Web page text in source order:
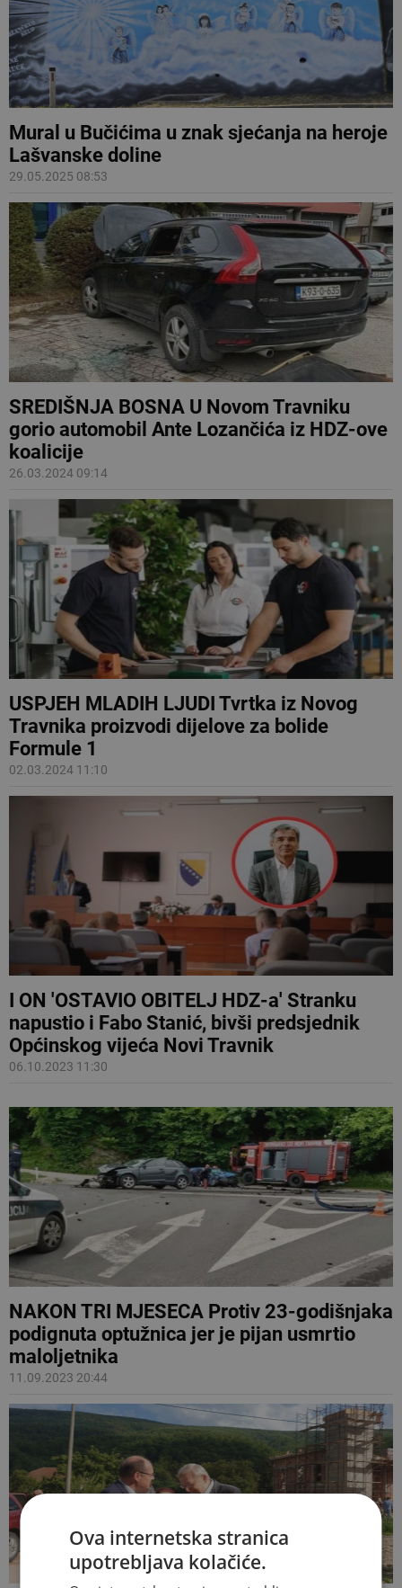
Mural u Bučićima u znak sjećanja na heroje
Lašvanske doline
29.05.2025 08:53
SREDIŠNJA BOSNA U Novom Travniku
gorio automobil Ante Lozančića iz HDZ-ove
koalicije
26.03.2024 09:14
USPJEH MLADIH LJUDI Tvrtka iz Novog
Travnika proizvodi dijelove za bolide
Formule 1
02.03.2024 11:10
I ON 'OSTAVIO OBITELJ HDZ-a' Stranku
napustio i Fabo Stanić, bivši predsjednik
Općinskog vijeća Novi Travnik
06.10.2023 11:30
NAKON TRI MJESECA Protiv 23-godišnjaka
podignuta optužnica jer je pijan usmrtio
maloljetnika
11.09.2023 20:44
Ova internetska stranica
upotrebljava kolačiće.